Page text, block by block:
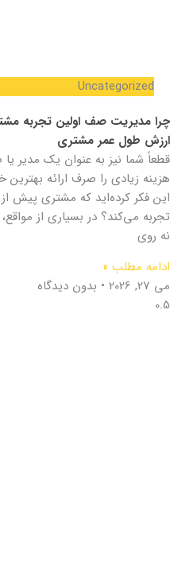
Uncategorized
چرا مدیریت صف اولین تجربه
ارزش طول عمر مشتری
قطعاً شما نیز به عنوان یک مدیر
هزینه زیادی را صرف ارائه بهترین
این فکر کرده‌اید که مشتری پیش
تجربه می‌کند؟ در بسیاری از
نه روی
ادامه مطلب »
می 27, 2026
بدون دیدگاه